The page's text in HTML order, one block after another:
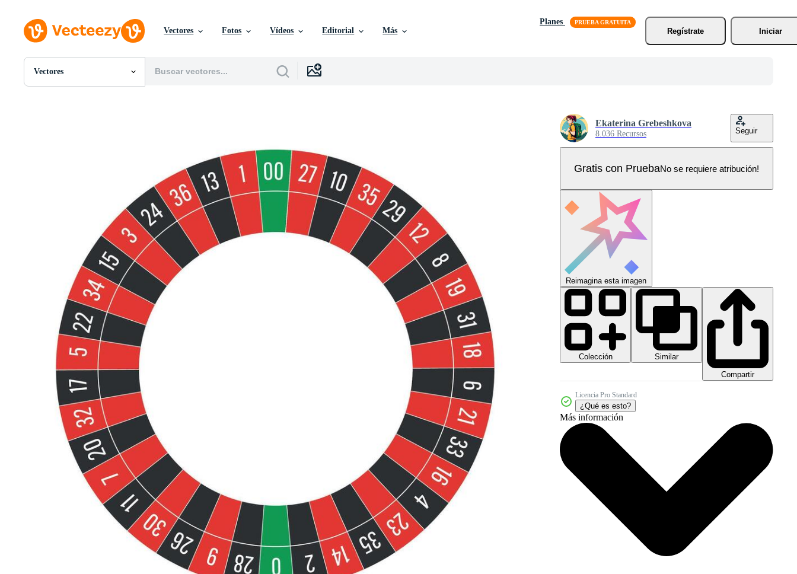
Vectores Fotos Vídeos Editorial Más
Planes
Regístrate
Iniciar
Vectores
Todas Imágenes
Ekaterina Grebeshkova
8.036 Recursos Seguir
Gratis con PruebaNo se requiere atribución!
Reimagina esta imagen
Colección
Similar
Compartir
Licencia Pro Standard
¿Qué es esto?
Más información